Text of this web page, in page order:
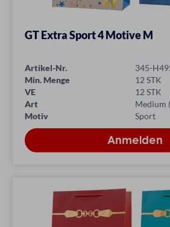
GT Extra Sport 4 Motive M
Artikel-Nr.
345-
Min. Menge
12 STK
VE
12 STK
Art
Medium
Motiv
Sport